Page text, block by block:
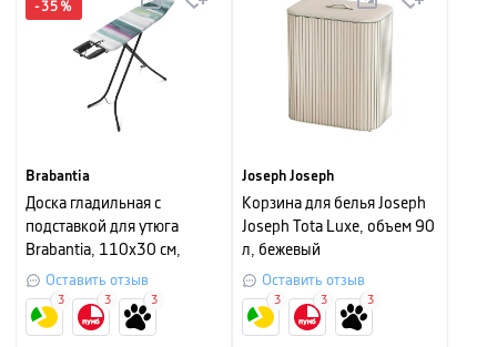
-35 %
Brabantia
Доска гладильная с
подставкой для утюга
Brabantia, 110х30 см,
разноцветный
Оставить отзыв
3 3 3
Joseph Joseph
Корзина для белья Joseph
Joseph Tota Luxe, объем 90
л, бежевый
Оставить отзыв
3 3 3